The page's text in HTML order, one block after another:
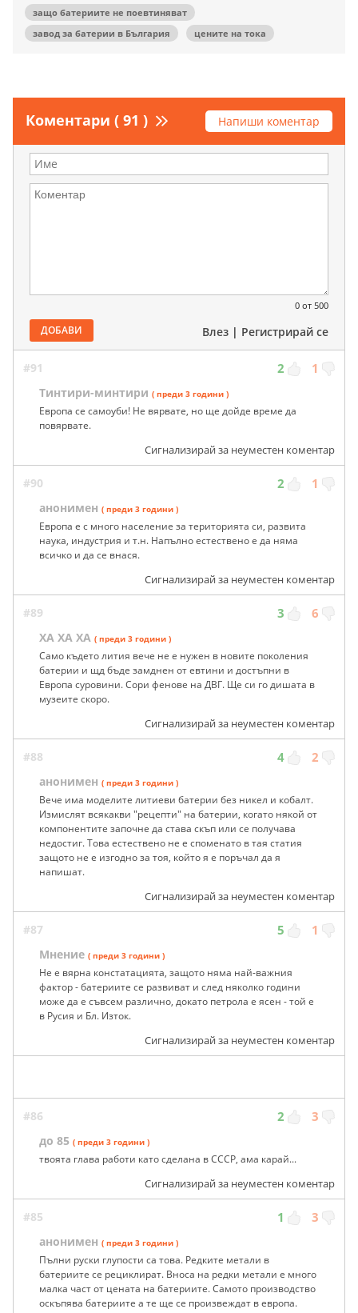
защо батериите не поевтиняват
завод за батерии в България
цените на тока
Коментари ( 91 ) Напиши коментар
0 от 500
ДОБАВИ Влез | Регистрирай се
#91 2 1
Тинтири-минтири ( преди 3 години )
Европа се самоуби! Не вярвате, но ще дойде време да
повярвате.
Сигнализирай за неуместен коментар
#90 2 1
анонимен ( преди 3 години )
Европа е с много население за територията си, развита
наука, индустрия и т.н. Напълно естествено е да няма
всичко и да се внася.
Сигнализирай за неуместен коментар
#89 3 6
ХА ХА ХА ( преди 3 години )
Само където лития вече не е нужен в новите поколения
батерии и щд бъде замднен от евтини и достъпни в
Европа суровини. Сори фенове на ДВГ. Ще си го дишата в
музеите скоро.
Сигнализирай за неуместен коментар
#88 4 2
анонимен ( преди 3 години )
Вече има моделите литиеви батерии без никел и кобалт.
Измислят всякакви "рецепти" на батерии, когато някой от
компонентите започне да става скъп или се получава
недостиг. Това естествено не е споменато в тая статия
защото не е изгодно за тоя, който я е поръчал да я
напишат.
Сигнализирай за неуместен коментар
#87 5 1
Мнение ( преди 3 години )
Не е вярна констатацията, защото няма най-важния
фактор - батериите се развиват и след няколко години
може да е съвсем различно, докато петрола е ясен - той е
в Русия и Бл. Изток.
Сигнализирай за неуместен коментар
#86 2 3
до 85 ( преди 3 години )
твоята глава работи като сделана в СССР, ама карай...
Сигнализирай за неуместен коментар
#85 1 3
анонимен ( преди 3 години )
Пълни руски глупости са това. Редките метали в
батериите се рециклират. Вноса на редки метали е много
малка част от цената на батериите. Самото производство
оскъпява батериите а те ще се произвеждат в европа.